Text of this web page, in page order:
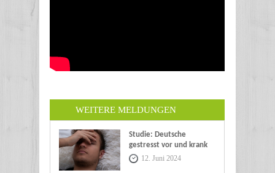
WEITERE MELDUNGEN
Studie: Deutsche
gestresst vor und krank
im Urlaub
12. Juni 2024